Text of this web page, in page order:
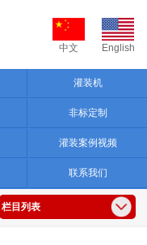
中文 English
灌装机
非标定制
灌装案例视频
联系我们
栏目列表